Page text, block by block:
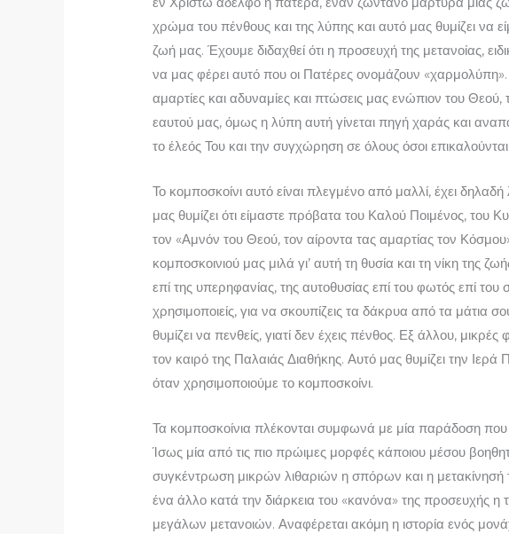
χρώμα του πένθους και της λύπης και αυτό μας θυμίζει να
ζωή μας. Έχουμε διδαχθεί ότι η προσευχή της μετανοίας,
να μας φέρει αυτό που οι Πατέρες ονομάζουν «χαρμολύπη».
αμαρτίες και αδυναμίες και πτώσεις μας ενώπιον του
εαυτού μας, όμως η λύπη αυτή γίνεται πηγή χαράς και
το έλεός Του και την συγχώρηση σε όλους όσοι
Το κομποσκοίνι αυτό είναι πλεγμένο από μαλλί, έχει
μας θυμίζει ότι είμαστε πρόβατα του Καλού Ποιμένος, του
τον «Αμνόν του Θεού, τον αίροντα τας αμαρτίας τον
κομποσκοινιού μας μιλά γι’ αυτή τη θυσία και τη νίκη της
επί της υπερηφανίας, της αυτοθυσίας επί του φωτός επί
χρησιμοποιείς, για να σκουπίζεις τα δάκρυα από τα μά­τια
θυμίζει να πενθείς, γιατί δεν έχεις πένθος. Εξ άλλου,
τον καιρό της Παλαιάς Διαθήκης. Αυτό μας θυμίζει την
όταν χρησιμοποιούμε το κομποσκοίνι.
Τα κομποσκοίνια πλέκονται συμφωνά με μία παράδοση
Ίσως μία από τις πιο πρώι­μες μορφές κάποιου μέσου
συγκέντρωση μικρών λιθαριών η σπόρων και η μετακίνησή
ένα άλλο κατά την διάρκεια του «κανόνα» της προσευχής
μεγάλων μετανοιών. Αναφέρεται ακόμη η ιστορία ενός